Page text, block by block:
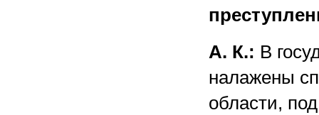
А. К.: В
налажены
области,